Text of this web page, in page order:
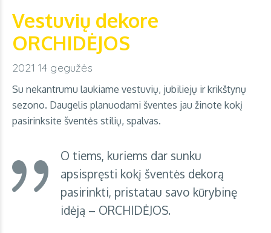
Vestuvių dekore
ORCHIDĖJOS
2021 14 gegužės
Su nekantrumu laukiame vestuvių, jubiliejų ir krikštynų
sezono. Daugelis planuodami šventes jau žinote kokį
pasirinksite šventės stilių, spalvas.
O tiems, kuriems dar sunku
apsispręsti kokį šventės dekorą
pasirinkti, pristatau savo kūrybinę
idėją – ORCHIDĖJOS.